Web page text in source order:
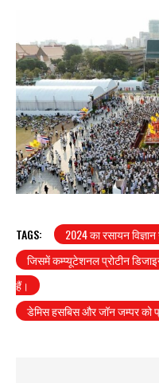
TAGS:
2024 का रसायन
जिसमें कम्प्यूटेशनल प्रोटीन
हैं।
डेमिस हसबिस और जॉन जम्पर को